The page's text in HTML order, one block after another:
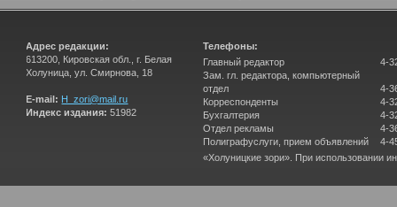
Адрес редакции:
613200, Кировская обл., г. Белая
Холуница, ул. Смирнова, 18
E-mail: H_zori@mail.ru
Индекс издания: 51982
Телефоны:
Главный редактор
Зам. гл. редактора, компьютерный
отдел
Корреспонденты
Бухгалтерия
Отдел рекламы
Полиграфуслуги, прием объявлений
4-
4-
4-
4-
4-
4-
«Холуницкие зори». При использовании